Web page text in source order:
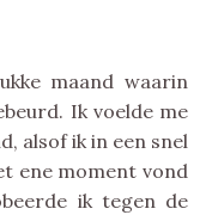
maand waarin
Ik voelde me
alsof ik in een snel
ene moment vond
ik tegen de